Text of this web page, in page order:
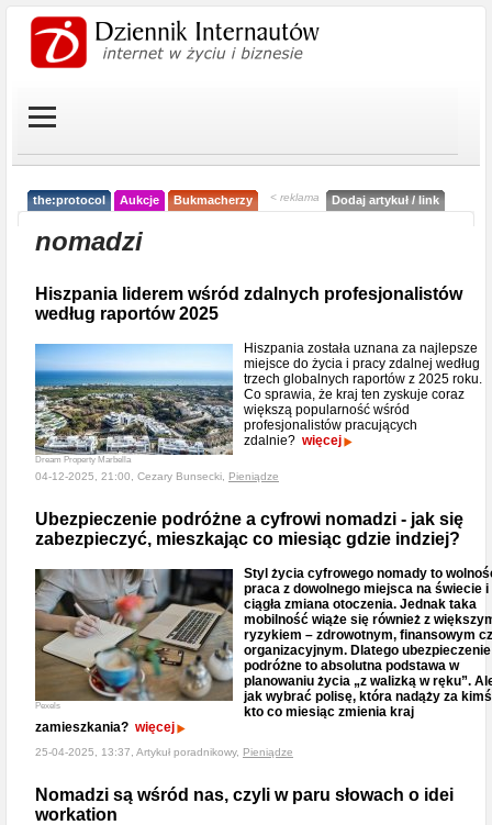
the:protocol Aukcje Bukmacherzy < reklama Dodaj artykuł / link
nomadzi
Hiszpania liderem wśród zdalnych profesjonalistów
według raportów 2025
Dream Property Marbella
Hiszpania została uznana za najlepsze
miejsce do życia i pracy zdalnej według
trzech globalnych raportów z 2025 roku.
Co sprawia, że kraj ten zyskuje coraz
większą popularność wśród
profesjonalistów pracujących
zdalnie? więcej
04-12-2025, 21:00, Cezary Bunsecki, Pieniądze
Ubezpieczenie podróżne a cyfrowi nomadzi - jak się
zabezpieczyć, mieszkając co miesiąc gdzie indziej?
Pexels
Styl życia cyfrowego nomady to
praca z dowolnego miejsca na świecie i
ciągła zmiana otoczenia. Jednak taka
mobilność wiąże się również z
ryzykiem – zdrowotnym, finansowym
organizacyjnym. Dlatego ubezpieczenie
podróżne to absolutna podstawa w
planowaniu życia „z walizką w ręku”.
jak wybrać polisę, która nadąży za
kto co miesiąc zmienia kraj
zamieszkania? więcej
25-04-2025, 13:37, Artykuł poradnikowy, Pieniądze
Nomadzi są wśród nas, czyli w paru słowach o idei
workation